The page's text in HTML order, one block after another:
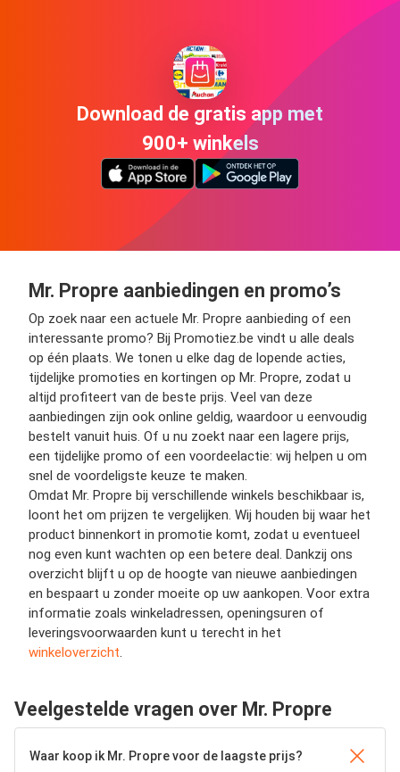
Download de gratis app met
900+ winkels
Mr. Propre aanbiedingen en promo’s
Op zoek naar een actuele Mr. Propre aanbieding of een
interessante promo? Bij Promotiez.be vindt u alle deals
op één plaats. We tonen u elke dag de lopende acties,
tijdelijke promoties en kortingen op Mr. Propre, zodat u
altijd profiteert van de beste prijs. Veel van deze
aanbiedingen zijn ook online geldig, waardoor u eenvoudig
bestelt vanuit huis. Of u nu zoekt naar een lagere prijs,
een tijdelijke promo of een voordeelactie: wij helpen u om
snel de voordeligste keuze te maken.
Omdat Mr. Propre bij verschillende winkels beschikbaar is,
loont het om prijzen te vergelijken. Wij houden bij waar het
product binnenkort in promotie komt, zodat u eventueel
nog even kunt wachten op een betere deal. Dankzij ons
overzicht blijft u op de hoogte van nieuwe aanbiedingen
en bespaart u zonder moeite op uw aankopen. Voor extra
informatie zoals winkeladressen, openingsuren of
leveringsvoorwaarden kunt u terecht in het
winkeloverzicht.
Veelgestelde vragen over Mr. Propre
Waar koop ik Mr. Propre voor de laagste prijs?